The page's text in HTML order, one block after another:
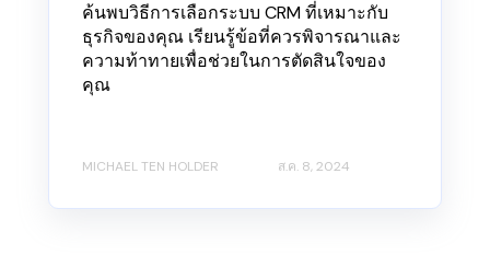
ค้นพบวิธีการเลือกระบบ CRM ที่เหมาะกับ
ธุรกิจของคุณ เรียนรู้ข้อที่ควรพิจารณาและ
ความท้าทายเพื่อช่วยในการตัดสินใจของ
คุณ
MICHAEL TEN HOLDER ส.ค. 8, 2024